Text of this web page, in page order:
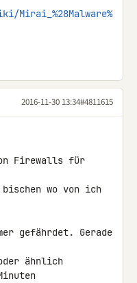
2016-11-30 13:34#4811615
Firewalls für
wo von ich
gefährdet. Gerade
ähnlich